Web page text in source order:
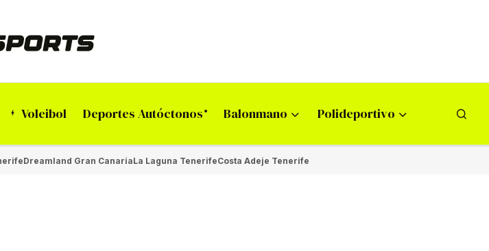
Voleibol Deportes Autóctonos Balonmano Polideportivo
Dreamland Gran CanariaLa Laguna TenerifeCosta Adeje Tenerife